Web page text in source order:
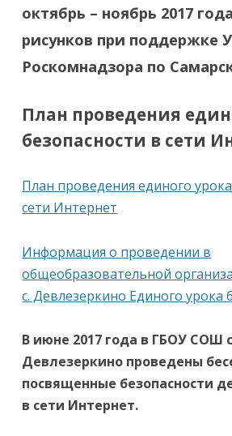
октябрь – ноябрь 2017
рисунков при поддержке
Роскомнадзора по
План проведения
безопасности в сети
План проведения единого
сети Интернет
Информация о проведении в
общеобразовательной
с. Девлезеркино Единого урока
В июне 2017 года в ГБОУ СОШ
Девлезеркино проведены
посвященные безопасности
в сети Интернет.